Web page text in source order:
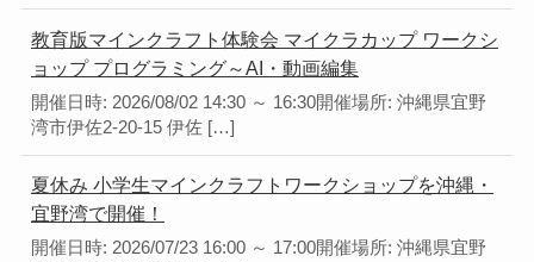
教育版マインクラフト体験会 マイクラカップ ワークシ
ョップ プログラミング～AI・動画編集
開催日時: 2026/08/02 14:30 ～ 16:30開催場所: 沖縄県宜野
湾市伊佐2-20-15 伊佐 […]
夏休み 小学生マインクラフトワークショップを沖縄・
宜野湾で開催！
開催日時: 2026/07/23 16:00 ～ 17:00開催場所: 沖縄県宜野